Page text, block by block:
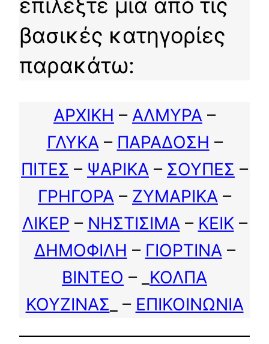
επιλέξτε μια από τις
βασικές κατηγορίες
παρακάτω:
ΑΡΧΙΚΗ – ΑΛΜΥΡΑ –
ΓΛΥΚΑ– ΠΑΡΑΔΟΣΗ –
ΠΙΤΕΣ – ΨΑΡΙΚΑ – ΣΟΥΠΕΣ –
ΓΡΗΓΟΡΑ – ΖΥΜΑΡΙΚΑ –
ΛΙΚΕΡ – ΝΗΣΤΙΣΙΜΑ– ΚΕΙΚ–
ΔΗΜΟΦΙΛΗ – ΓΙΟΡΤΙΝΑ–
ΒΙΝΤΕΟ – _ ΚΟΛΠΑ
ΚΟΥΖΙΝΑΣ _ – ΕΠΙΚΟΙΝΩΝΙΑ